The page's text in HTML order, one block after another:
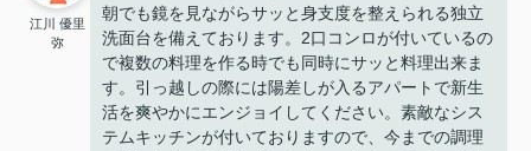
江川 優里
弥
朝でも鏡を見ながらサッと身支度を整えられる独立
洗面台を備えております。2口コンロが付いているの
で複数の料理を作る時でも同時にサッと料理出来ま
す。引っ越しの際には陽差しが入るアパートで新生
活を爽やかにエンジョイしてください。素敵なシス
テムキッチンが付いておりますので、今までの調理